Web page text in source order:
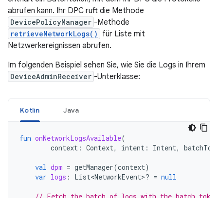
abrufen kann. Ihr DPC ruft die Methode
DevicePolicyManager -Methode
retrieveNetworkLogs()
für Liste mit
Netzwerkereignissen abrufen.
Im folgenden Beispiel sehen Sie, wie Sie die Logs in Ihrem
DeviceAdminReceiver -Unterklasse:
Kotlin Java
fun onNetworkLogsAvailable(
context : Context, intent : Intent,
val dpm = getManager(context)
var logs : List<NetworkEvent>? = null